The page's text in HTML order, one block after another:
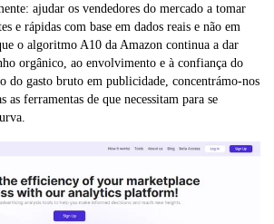
ajudar os vendedores do mercado a tomar
e rápidas com base em dados reais e não em
o algoritmo A10 da Amazon continua a dar
orgânico, ao envolvimento e à confiança do
do gasto bruto em publicidade, concentrámo-nos
as ferramentas de que necessitam para se